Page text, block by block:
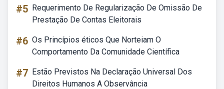
#5 Requerimento De Regularização De Omissão De
Prestação De Contas Eleitorais
#6 Os Princípios éticos Que Norteiam O
Comportamento Da Comunidade Científica
#7 Estão Previstos Na Declaração Universal Dos
Direitos Humanos A Observância